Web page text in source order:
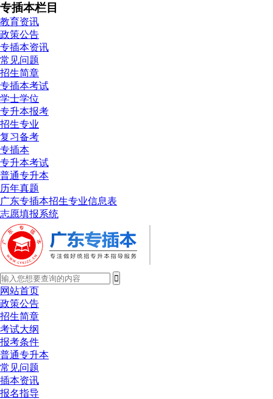
专插本栏目
教育资讯
政策公告
专插本资讯
常见问题
招生简章
专插本考试
学士学位
专升本报考
招生专业
复习备考
专插本
专升本考试
普通专升本
历年真题
广东专插本招生专业信息表
志愿填报系统
网站首页
政策公告
招生简章
考试大纲
报考条件
普通专升本
常见问题
插本资讯
报名指导